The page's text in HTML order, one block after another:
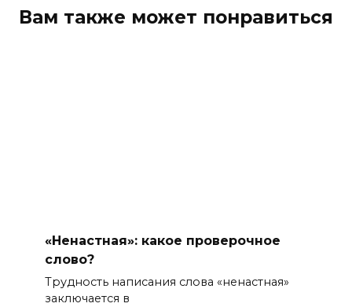
Вам также может понравиться
«Ненастная»: какое проверочное
слово?
Трудность написания слова «ненастная»
заключается в